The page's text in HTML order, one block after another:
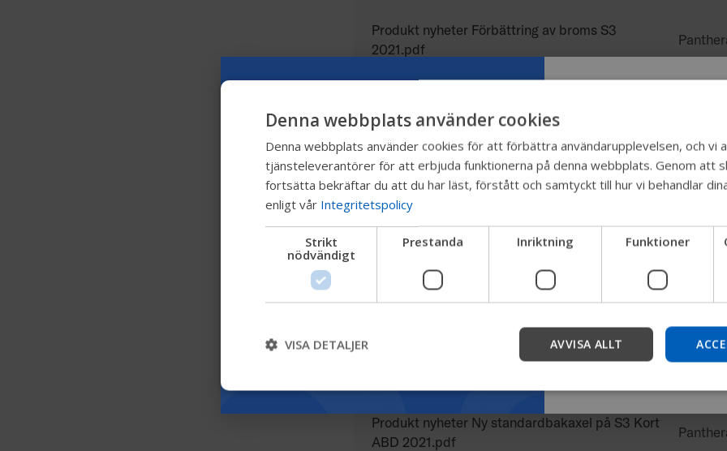
Produkt nyheter Förbättring av broms S3
2021.pdf
Produkt nyheter Fotplatta Carbon 2022.pdf
Produkt nyheter Hög broms 2023.pdf
Produkt nyheter Infastning 22 maxgrepp
2021.pdf
Produkt nyheter Ny standardbakaxel på S3 Kort
ABD 2021.pdf
Prova vår
Permobil-
Vi testar ett snabbare
produkter, få
enhetssupport.
Denna webbplats använder cookies
Denna webbplats använder cookies för att förbättra användarupplevelsen, och vi
tjänsteleverantörer för att erbjuda funktionerna på denna webbplats. Genom att
fortsätta bekräftar du att du har läst, förstått och samtyckt till hur vi behandlar
enligt vår Integritetspolicy
Strikt
nödvändigt
Prestanda Inriktning Funktioner
AVVISA ALLT
VISA DETALJER